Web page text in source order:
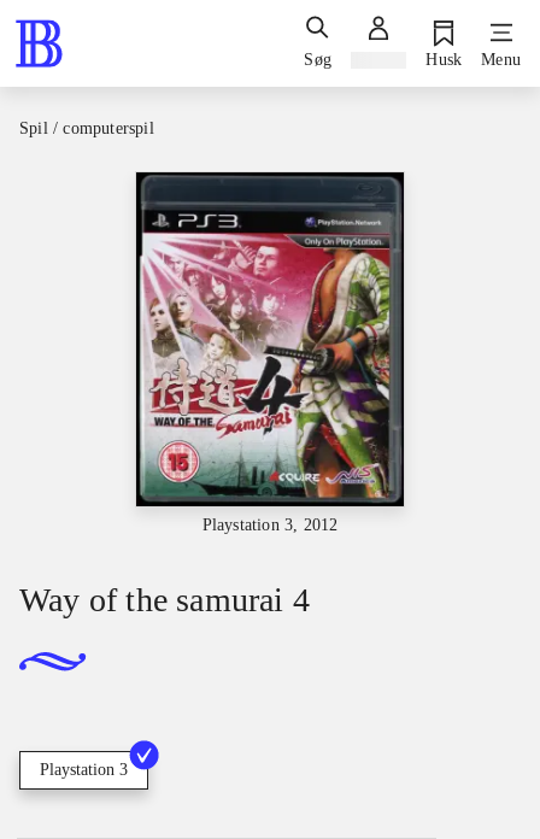
Søg Husk Menu
Spil / computerspil
Playstation 3, 2012
Way of the samurai 4
Playstation 3